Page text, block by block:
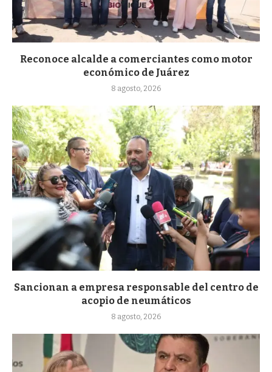
Reconoce alcalde a comerciantes como motor
económico de Juárez
8 agosto, 2026
Sancionan a empresa responsable del centro de
acopio de neumáticos
8 agosto, 2026